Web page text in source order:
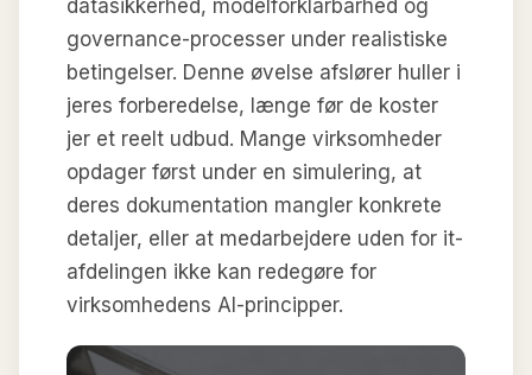
datasikkerhed, modelforklarbarhed og
governance-processer under realistiske
betingelser. Denne øvelse afslører huller i
jeres forberedelse, længe før de koster
jer et reelt udbud. Mange virksomheder
opdager først under en simulering, at
deres dokumentation mangler konkrete
detaljer, eller at medarbejdere uden for it-
afdelingen ikke kan redegøre for
virksomhedens AI-principper.